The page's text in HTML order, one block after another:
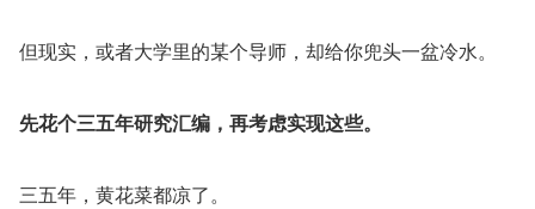
但现实，或者大学里的某个导师，却给你兜头一盆冷水。
先花个三五年研究汇编，再考虑实现这些。
三五年，黄花菜都凉了。